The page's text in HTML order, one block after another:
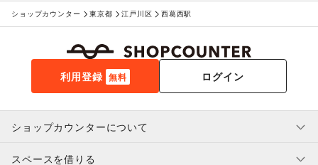
ショップカウンター 東京都 江戸川区 西葛西駅
利用登録 無料 ログイン
ショップカウンターについて
スペースを借りる